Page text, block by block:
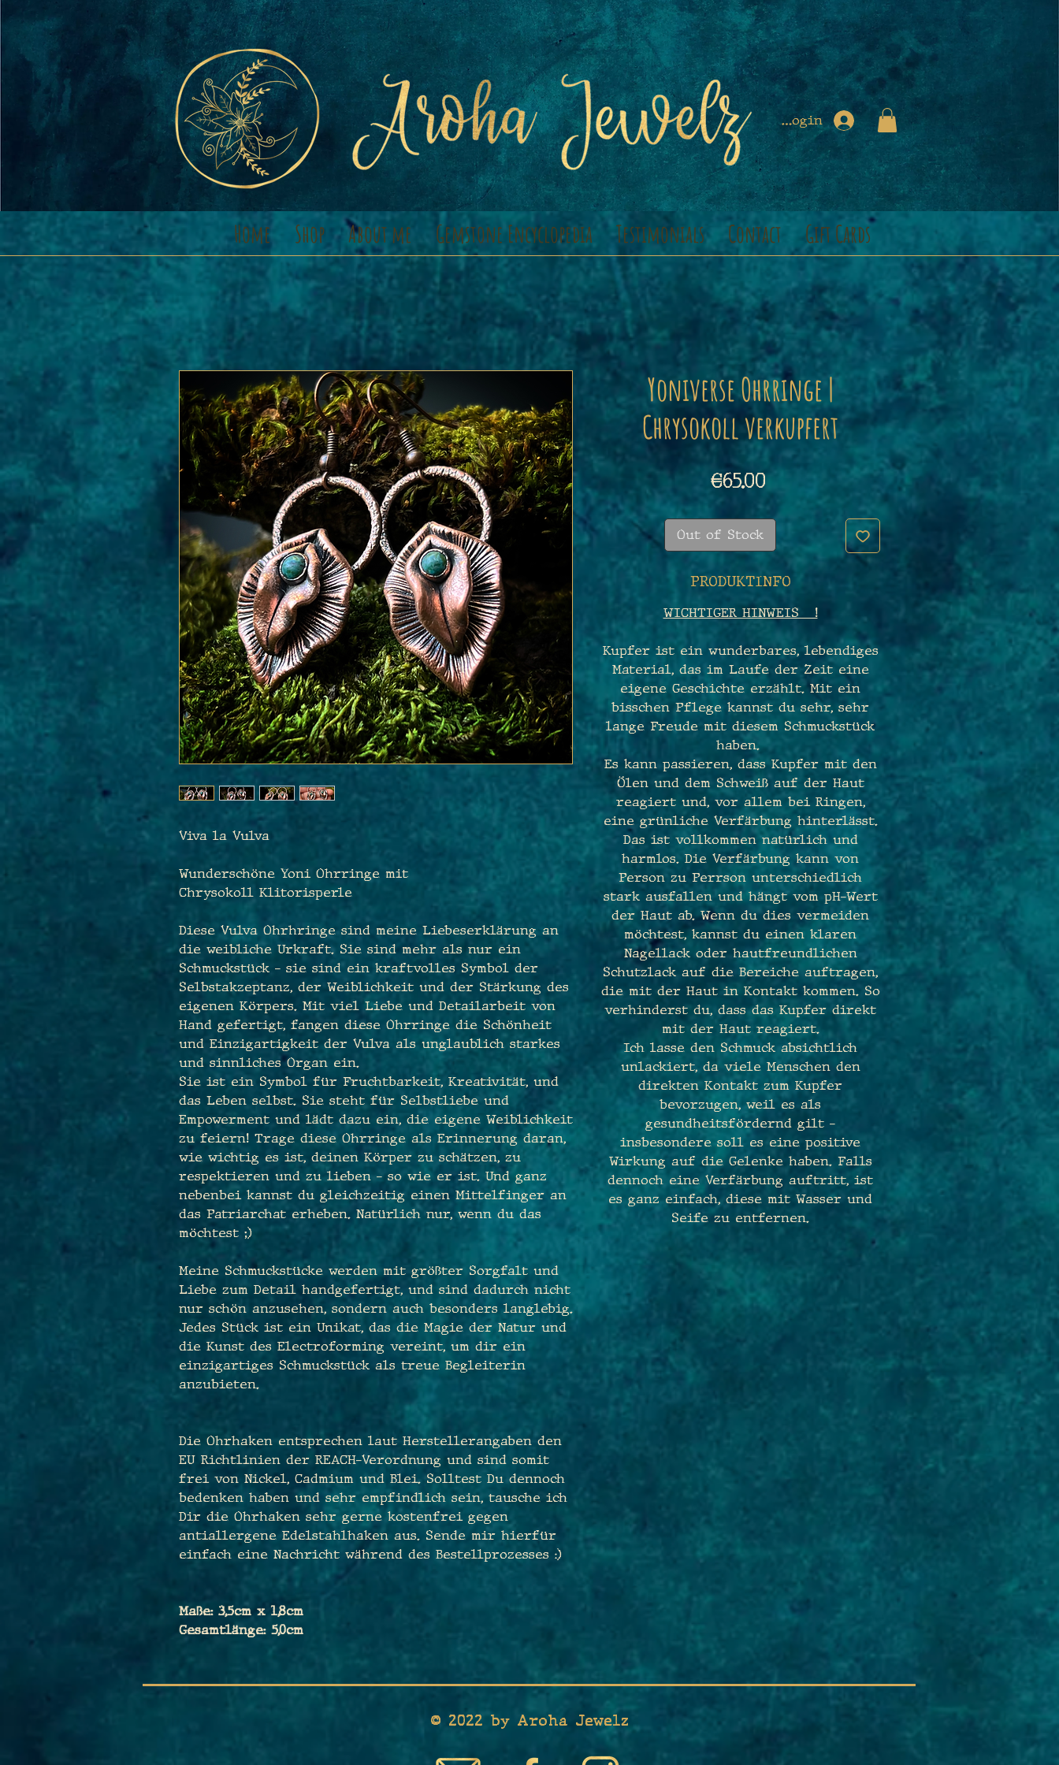
Login
Home Shop About me Gemstone Encyclopedia Testimonials Contact Gift Cards
Viva la Vulva
Wunderschöne Yoni Ohrringe mit
Chrysokoll Klitorisperle
Diese Vulva Ohrhringe sind meine Liebeserklärung an
die weibliche Urkraft. Sie sind mehr als nur ein
Schmuckstück – sie sind ein kraftvolles Symbol der
Selbstakzeptanz, der Weiblichkeit und der Stärkung des
eigenen Körpers. Mit viel Liebe und Detailarbeit von
Hand gefertigt, fangen diese Ohrringe die Schönheit
und Einzigartigkeit der Vulva als unglaublich starkes
und sinnliches Organ ein.
Sie ist ein Symbol für Fruchtbarkeit, Kreativität, und
das Leben selbst. Sie steht für Selbstliebe und
Empowerment und lädt dazu ein, die eigene Weiblichkeit
zu feiern! Trage diese Ohrringe als Erinnerung daran,
wie wichtig es ist, deinen Körper zu schätzen, zu
respektieren und zu lieben – so wie er ist. Und ganz
nebenbei kannst du gleichzeitig einen Mittelfinger an
das Patriarchat erheben. Natürlich nur, wenn du das
möchtest ;)
Meine Schmuckstücke werden mit größter Sorgfalt und
Liebe zum Detail handgefertigt, und sind dadurch nicht
nur schön anzusehen, sondern auch besonders langlebig.
Jedes Stück ist ein Unikat, das die Magie der Natur und
die Kunst des Electroforming vereint, um dir ein
einzigartiges Schmuckstück als treue Begleiterin
anzubieten.
Die Ohrhaken entsprechen laut Herstellerangaben den
EU Richtlinien der REACH-Verordnung und sind somit
frei von Nickel, Cadmium und Blei. Solltest Du dennoch
bedenken haben und sehr empfindlich sein, tausche ich
Dir die Ohrhaken sehr gerne kostenfrei gegen
antiallergene Edelstahlhaken aus. Sende mir hierfür
einfach eine Nachricht während des Bestellprozesses :)
Maße: 3,5cm x 1,8cm
Gesamtlänge: 5,0cm
Yoniverse Ohrringe |
Chrysokoll verkupfert
€65.00Price
Out of Stock
PRODUKTINFO
WICHTIGER HINWEIS !
Kupfer ist ein wunderbares, lebendiges
Material, das im Laufe der Zeit eine
eigene Geschichte erzählt. Mit ein
bisschen Pflege kannst du sehr, sehr
lange Freude mit diesem Schmuckstück
haben.
Es kann passieren, dass Kupfer mit den
Ölen und dem Schweiß auf der Haut
reagiert und, vor allem bei Ringen,
eine grünliche Verfärbung hinterlässt.
Das ist vollkommen natürlich und
harmlos. Die Verfärbung kann von
Person zu Perrson unterschiedlich
stark ausfallen und hängt vom pH-Wert
der Haut ab. Wenn du dies vermeiden
möchtest, kannst du einen klaren
Nagellack oder hautfreundlichen
Schutzlack auf die Bereiche auftragen,
die mit der Haut in Kontakt kommen. So
verhinderst du, dass das Kupfer direkt
mit der Haut reagiert.
Ich lasse den Schmuck absichtlich
unlackiert, da viele Menschen den
direkten Kontakt zum Kupfer
bevorzugen, weil es als
gesundheitsfördernd gilt –
insbesondere soll es eine positive
Wirkung auf die Gelenke haben. Falls
dennoch eine Verfärbung auftritt, ist
es ganz einfach, diese mit Wasser und
Seife zu entfernen.
© 2022 by Aroha Jewelz